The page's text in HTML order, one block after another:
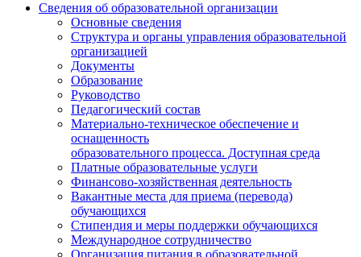
Сведения об образовательной организации
Основные сведения
Структура и органы управления образовательной
организацией
Документы
Образование
Руководство
Педагогический состав
Материально-техническое обеспечение и
оснащенность
образовательного процесса. Доступная среда
Платные образовательные услуги
Финансово-хозяйственная деятельность
Вакантные места для приема (перевода)
обучающихся
Стипендия и меры поддержки обучающихся
Международное сотрудничество
Организация питания в образовательной